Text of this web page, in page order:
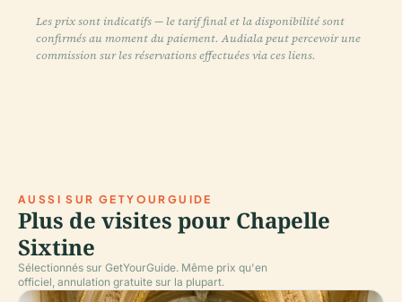
Les prix sont indicatifs — le tarif final et la disponibilité sont
confirmés au moment du paiement. Audiala peut percevoir une
commission sur les réservations effectuées via ces liens.
AUSSI SUR GETYOURGUIDE
Plus de visites pour Chapelle
Sixtine
Sélectionnés sur GetYourGuide. Même prix qu'en
officiel, annulation gratuite sur la plupart.